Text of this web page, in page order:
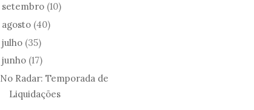
setembro (10)
agosto (40)
julho (35)
junho (17)
No Radar: Temporada de
Liquidações